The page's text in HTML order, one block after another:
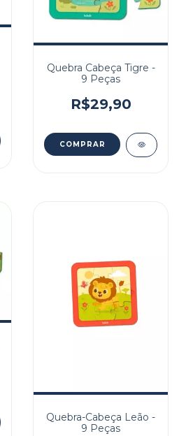
Quebra Cabeça Tigre -
9 Peças
R$29,90
Quebra-Cabeça Leão -
9 Peças